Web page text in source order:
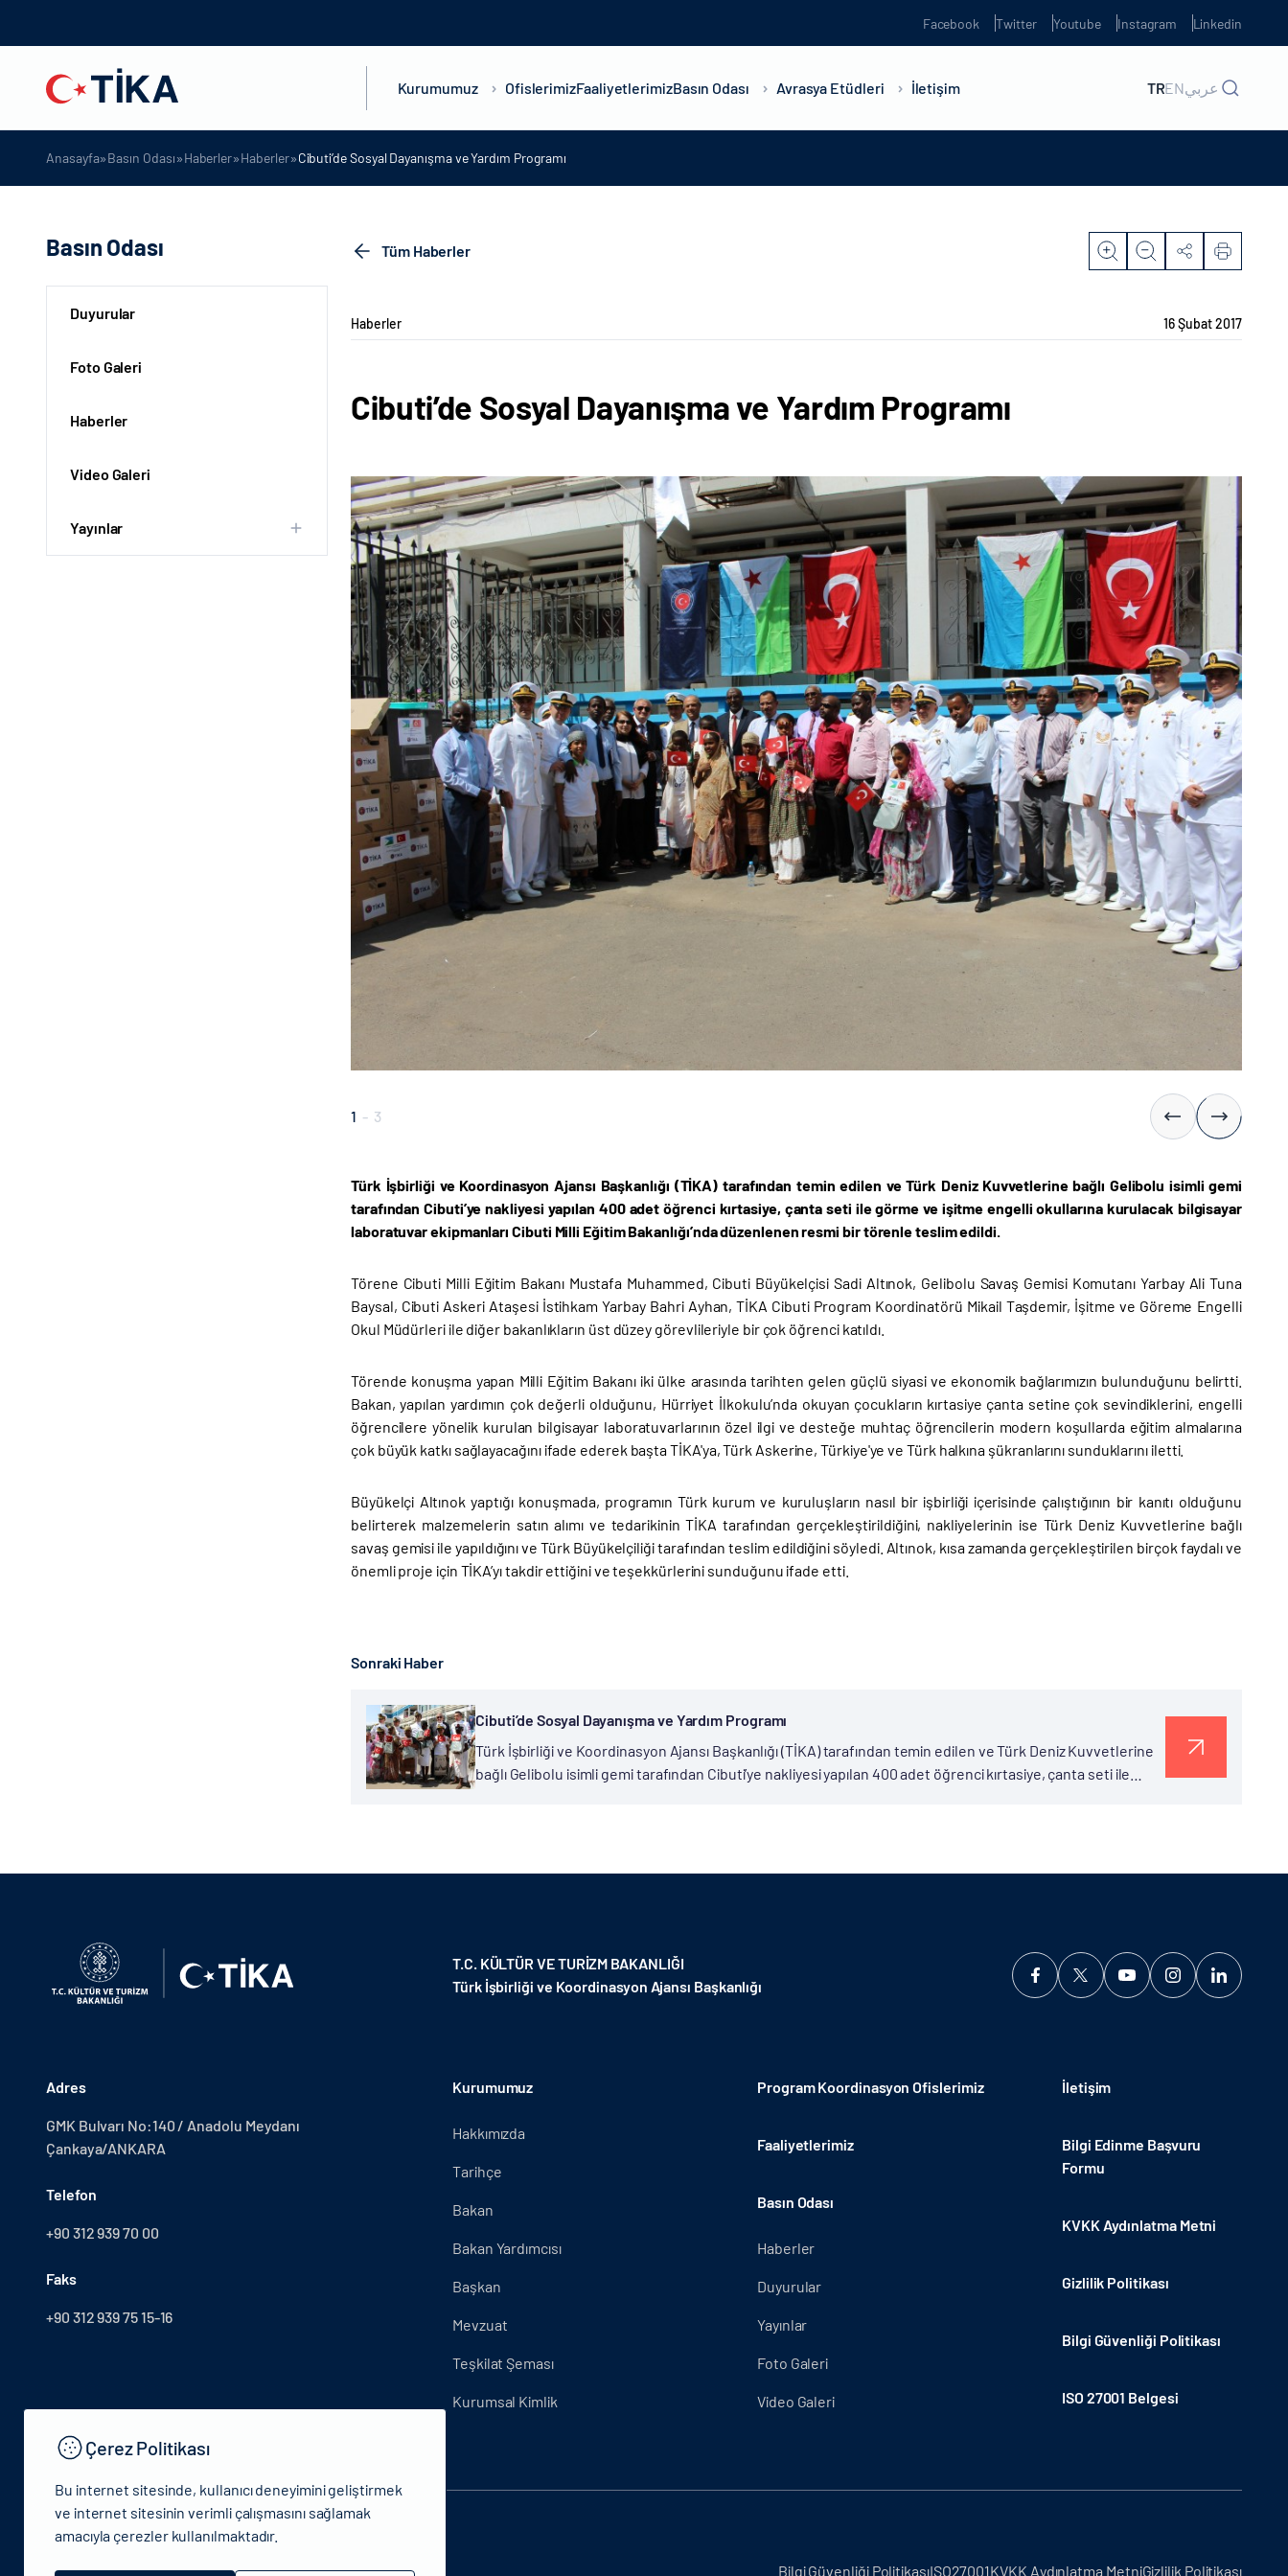
Facebook Twitter Youtube Instagram Linkedin
Kurumumuz OfislerimizFaaliyetlerimizBasın Odası Avrasya Etüdleri İletişim TRENعربي
Anasayfa»Basın Odası»Haberler»Haberler»Cibuti’de Sosyal Dayanışma ve Yardım Programı
Basın Odası
Duyurular
Foto Galeri
Haberler
Video Galeri
Yayınlar
Tüm Haberler
Haberler 16 Şubat 2017
Cibuti’de Sosyal Dayanışma ve Yardım Programı
1 - 3
Türk İşbirliği ve Koordinasyon Ajansı Başkanlığı (TİKA) tarafından temin edilen ve Türk Deniz Kuvvetlerine bağlı Gelibolu isimli gemi
tarafından Cibuti’ye nakliyesi yapılan 400 adet öğrenci kırtasiye, çanta seti ile görme ve işitme engelli okullarına kurulacak bilgisayar
laboratuvar ekipmanları Cibuti Milli Eğitim Bakanlığı’nda düzenlenen resmi bir törenle teslim edildi.
Törene Cibuti Milli Eğitim Bakanı Mustafa Muhammed, Cibuti Büyükelçisi Sadi Altınok, Gelibolu Savaş Gemisi Komutanı Yarbay Ali Tuna
Baysal, Cibuti Askeri Ataşesi İstihkam Yarbay Bahri Ayhan, TİKA Cibuti Program Koordinatörü Mikail Taşdemir, İşitme ve Göreme Engelli
Okul Müdürleri ile diğer bakanlıkların üst düzey görevlileriyle bir çok öğrenci katıldı.
Törende konuşma yapan Milli Eğitim Bakanı iki ülke arasında tarihten gelen güçlü siyasi ve ekonomik bağlarımızın bulunduğunu belirtti.
Bakan, yapılan yardımın çok değerli olduğunu, Hürriyet İlkokulu’nda okuyan çocukların kırtasiye çanta setine çok sevindiklerini, engelli
öğrencilere yönelik kurulan bilgisayar laboratuvarlarının özel ilgi ve desteğe muhtaç öğrencilerin modern koşullarda eğitim almalarına
çok büyük katkı sağlayacağını ifade ederek başta TİKA'ya, Türk Askerine, Türkiye'ye ve Türk halkına şükranlarını sunduklarını iletti.
Büyükelçi Altınok yaptığı konuşmada, programın Türk kurum ve kuruluşların nasıl bir işbirliği içerisinde çalıştığının bir kanıtı olduğunu
belirterek malzemelerin satın alımı ve tedarikinin TİKA tarafından gerçekleştirildiğini, nakliyelerinin ise Türk Deniz Kuvvetlerine bağlı
savaş gemisi ile yapıldığını ve Türk Büyükelçiliği tarafından teslim edildiğini söyledi. Altınok, kısa zamanda gerçekleştirilen birçok faydalı ve
önemli proje için TİKA’yı takdir ettiğini ve teşekkürlerini sunduğunu ifade etti.
Sonraki Haber
Cibuti’de Sosyal Dayanışma ve Yardım Programı
Türk İşbirliği ve Koordinasyon Ajansı Başkanlığı (TİKA) tarafından temin edilen ve Türk Deniz Kuvvetlerine
bağlı Gelibolu isimli gemi tarafından Cibuti’ye nakliyesi yapılan 400 adet öğrenci kırtasiye, çanta seti ile
T.C. KÜLTÜR VE TURİZM BAKANLIĞI
Türk İşbirliği ve Koordinasyon Ajansı Başkanlığı
Adres
GMK Bulvarı No:140 / Anadolu Meydanı
Çankaya/ANKARA
Telefon
+90 312 939 70 00
Faks
+90 312 939 75 15-16
Kurumumuz
Hakkımızda
Tarihçe
Bakan
Bakan Yardımcısı
Başkan
Mevzuat
Teşkilat Şeması
Kurumsal Kimlik
Program Koordinasyon Ofislerimiz
Faaliyetlerimiz
Basın Odası
Haberler
Duyurular
Yayınlar
Foto Galeri
Video Galeri
İletişim
Bilgi Edinme Başvuru
Formu
KVKK Aydınlatma Metni
Gizlilik Politikası
Bilgi Güvenliği Politikası
ISO 27001 Belgesi
© 2024 T.C.Kütlür ve Turizm Bakanlığı - Tüm hakları saklıdır. Bilgi Güvenliği PolitikasıISO27001KVKK Aydınlatma MetniGizlilik Politikası
Çerez Politikası
Bu internet sitesinde, kullanıcı deneyimini geliştirmek
ve internet sitesinin verimli çalışmasını sağlamak
amacıyla çerezler kullanılmaktadır.